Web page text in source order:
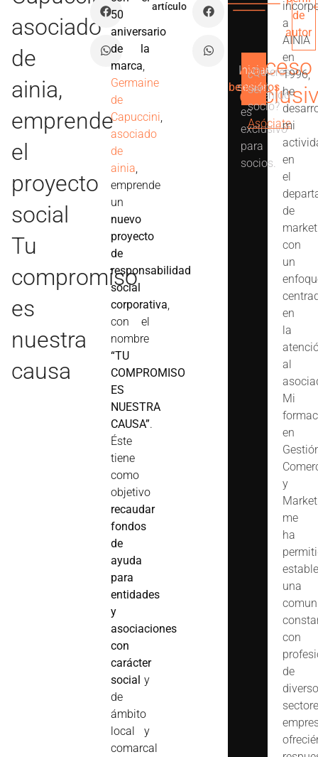
asociado
de
ainia,
emprende
el
proyecto
social
Tu
compromiso
es
nuestra
causa
50
aniversario
de la
marca,
Germaine
de
Capuccini,
asociado
de
ainia,
emprende
un
nuevo
proyecto
de
responsabilidad
social
corporativa,
con el
nombre
“TU
COMPROMISO
ES
NUESTRA
CAUSA”.
Éste
tiene
como
objetivo
recaudar
fondos
de
ayuda
para
entidades
y
asociaciones
con
carácter
social y
de
ámbito
local y
comarcal
artículo
Acceso
Este
contenido
es
exclusivo
para
socios.
Iniciar
sesión
Ver
beneficios
¿Quieres
ser
socio?
Asóciate
a
AINIA
en
1996,
he
mi
en
el
de
con
un
en
la
al
Mi
en
y
me
ha
una
con
de
de
autor